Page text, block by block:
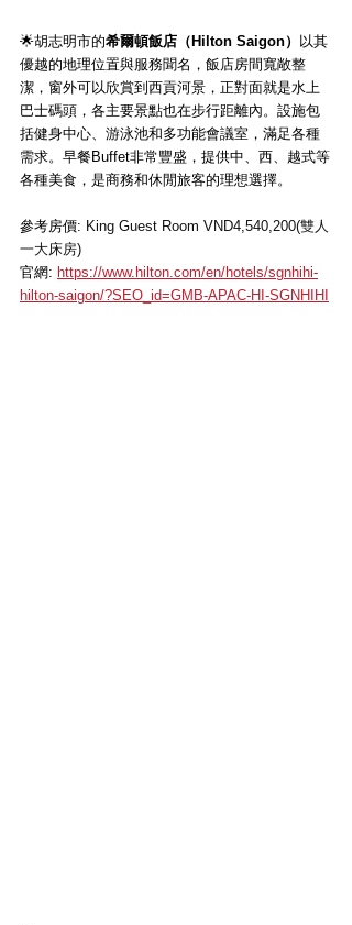
🌟胡志明市的希爾頓飯店（Hilton Saigon）
以其
優越的地理位置與服務聞名，飯店房間寬敞整
潔，窗外可以欣賞到西貢河景，正對面就是水上
巴士碼頭，各主要景點也在步行距離內。設施包
括健身中心、游泳池和多功能會議室，滿足各種
需求。早餐Buffet非常豐盛，提供中、西、越式等
各種美食，是商務和休閒旅客的理想選擇。
參考房價: King Guest Room VND4,540,200(雙人
一大床房)
官網: https://www.hilton.com/en/hotels/sgnhihi-
hilton-saigon/?SEO_id=GMB-APAC-HI-SGNHIHI